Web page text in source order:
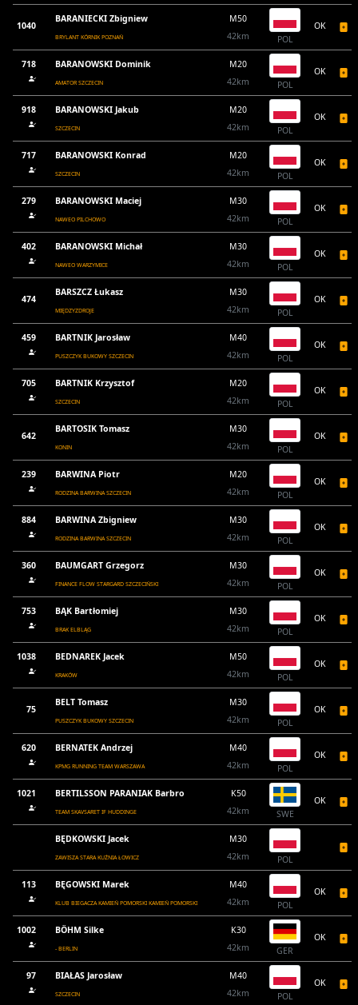
1040
BARANIECKI Zbigniew
BRYLANT KÓRNIK POZNAŃ
M50
42km
POL
OK
718 BARANOWSKI Dominik
AMATOR SZCZECIN
M20
42km
POL
OK
918 BARANOWSKI Jakub
SZCZECIN
M20
42km
POL
OK
717 BARANOWSKI Konrad
SZCZECIN
M20
42km
POL
OK
279 BARANOWSKI Maciej
NAWEO PILCHOWO
M30
42km
POL
OK
402 BARANOWSKI Michał
NAWEO WARZYMICE
M30
42km
POL
OK
474
BARSZCZ Łukasz
MIĘDZYZDROJE
M30
42km
POL
OK
459 BARTNIK Jarosław
PUSZCZYK BUKOWY SZCZECIN
M40
42km
POL
OK
705 BARTNIK Krzysztof
SZCZECIN
M20
42km
POL
OK
642
BARTOSIK Tomasz
KONIN
M30
42km
POL
OK
239 BARWINA Piotr
RODZINA BARWINA SZCZECIN
M20
42km
POL
OK
884 BARWINA Zbigniew
RODZINA BARWINA SZCZECIN
M30
42km
POL
OK
360 BAUMGART Grzegorz
FINANCE FLOW STARGARD SZCZECIŃSKI
M30
42km
POL
OK
753 BĄK Bartłomiej
BRAK ELBLĄG
M30
42km
POL
OK
1038 BEDNAREK Jacek
KRAKÓW
M50
42km
POL
OK
75
BELT Tomasz
PUSZCZYK BUKOWY SZCZECIN
M30
42km
POL
OK
620 BERNATEK Andrzej
KPMG RUNNING TEAM WARSZAWA
M40
42km
POL
OK
1021 BERTILSSON PARANIAK Barbro
TEAM SKAVSARET IF HUDDINGE
K50
42km
SWE
OK
BĘDKOWSKI Jacek
ZAWISZA STARA KUŹNIA ŁOWICZ
M30
42km
POL
113 BĘGOWSKI Marek
KLUB BIEGACZA KAMIEŃ POMORSKI KAMIEŃ POMORSKI
M40
42km
POL
OK
1002 BÖHM Silke
- BERLIN
K30
42km
GER
OK
97 BIAŁAS Jarosław
SZCZECIN
M40
42km
POL
OK